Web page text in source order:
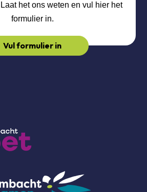
het ons weten en vul hier het
formulier in.
Vul formulier in